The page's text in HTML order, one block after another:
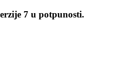
7 u potpunosti.